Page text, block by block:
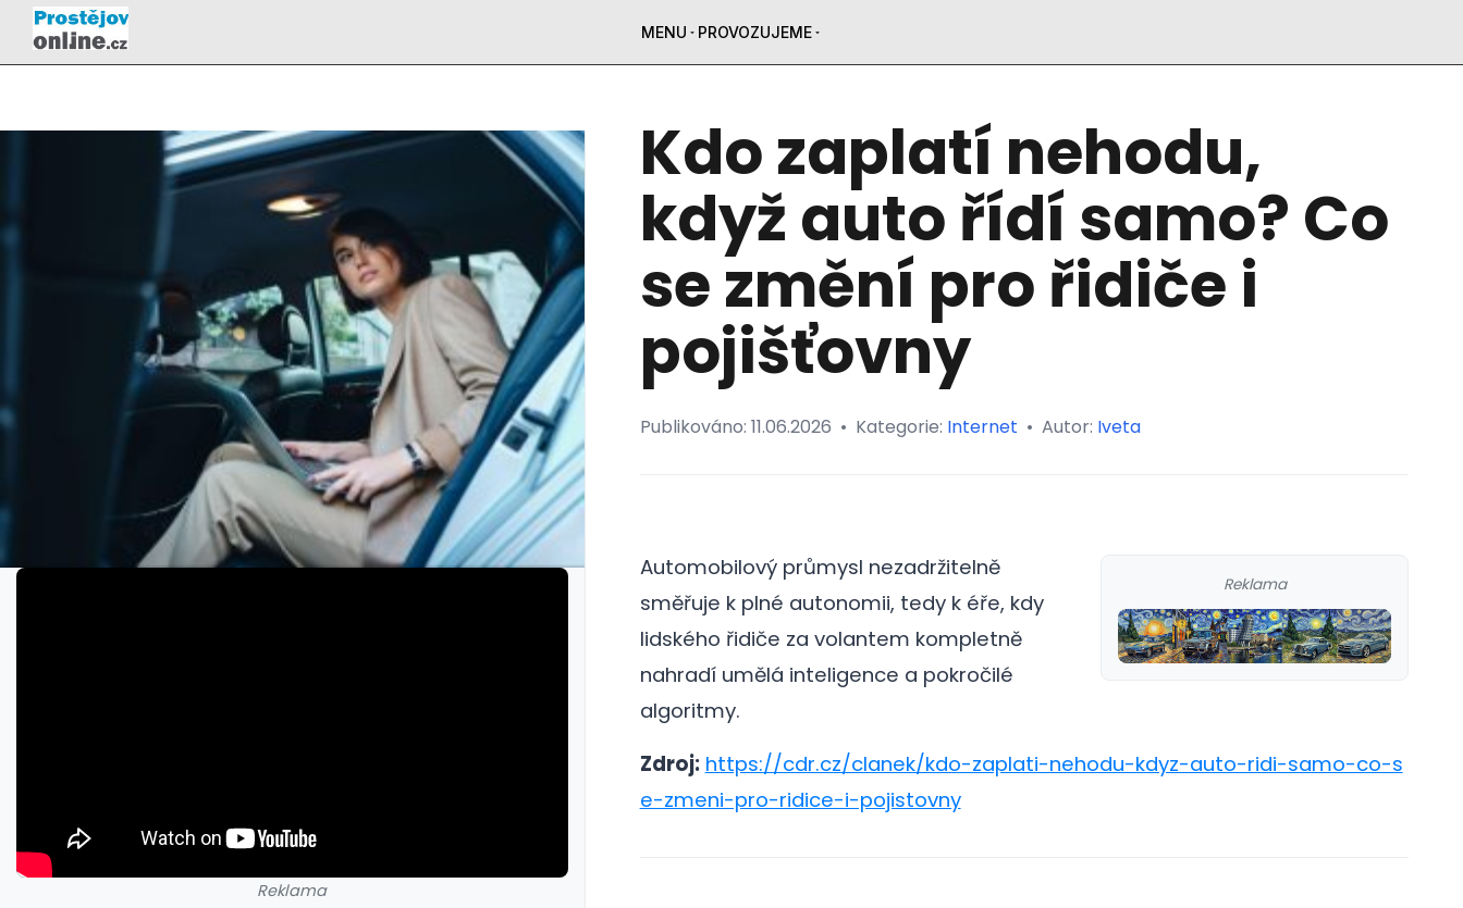
MENU PROVOZUJEME
Reklama
Kdo zaplatí nehodu,
když auto řídí samo? Co
se změní pro řidiče i
pojišťovny
Publikováno: 11.06.2026 • Kategorie: Internet • Autor: Iveta
Reklama
Automobilový průmysl nezadržitelně
směřuje k plné autonomii, tedy k éře, kdy
lidského řidiče za volantem kompletně
nahradí umělá inteligence a pokročilé
algoritmy.
Zdroj: https://cdr.cz/clanek/kdo-zaplati-nehodu-kdyz-auto-ridi-samo-co-s
e-zmeni-pro-ridice-i-pojistovny